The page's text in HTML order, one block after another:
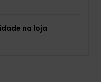
na loja